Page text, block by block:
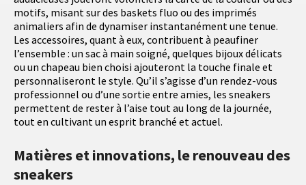
motifs, misant sur des baskets fluo ou des imprimés
animaliers afin de dynamiser instantanément une tenue.
Les accessoires, quant à eux, contribuent à peaufiner
l’ensemble : un sac à main soigné, quelques bijoux délicats
ou un chapeau bien choisi ajouteront la touche finale et
personnaliseront le style. Qu’il s’agisse d’un rendez-vous
professionnel ou d’une sortie entre amies, les sneakers
permettent de rester à l’aise tout au long de la journée,
tout en cultivant un esprit branché et actuel.
Matières et innovations, le renouveau des
sneakers